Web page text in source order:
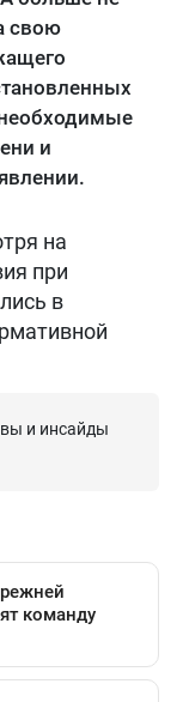
свою
и
на
при
в
и инсайды